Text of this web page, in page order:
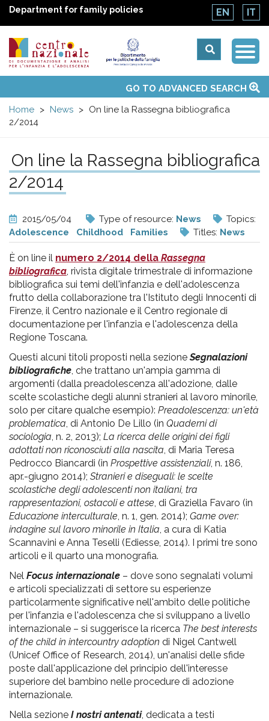
Department for family policies EN IT
Centro
nazionale
di
Documentazione
e
analisi
pr
l'infanzia
e
l'adolescenza
menuTopics
Activities
UN Convention
National ObservatoriesGO TO ADVANCED SEARCH
Home
News
On line la Rassegna bibliografica
2/2014
On line la Rassegna bibliografica
2/2014
2015/05/04 Type of resource: News
Topics:
Adolescence
Childhood Families Titles: News
È on line il numero 2/2014 della Rassegna
bibliografica, rivista digitale trimestrale di informazione
bibliografica sui temi dell'infanzia e dell'adolescenza
frutto della collaborazione tra l'Istituto degli Innocenti di
Firenze, il Centro nazionale e il Centro regionale di
documentazione per l'infanzia e l'adolescenza della
Regione Toscana.
Questi alcuni titoli proposti nella sezioneSegnalazioni
bibliografiche, che trattano un'ampia gamma di
argomenti (dalla preadolescenza all'adozione, dalle
scelte scolastiche degli alunni stranieri al lavoro minorile,
solo per citare qualche esempio): Preadolescenza: un'età
problematica, di Antonio De Lillo (in Quaderni di
sociologia, n. 2, 2013); La ricerca delle origini dei figli
adottati non riconosciuti alla nascita, di Maria Teresa
Pedrocco Biancardi (in Prospettive assistenziali, n. 186,
apr.-giugno 2014); Stranieri e diseguali: le scelte
scolastiche degli adolescenti non italiani, tra
rappresentazioni, ostacoli e attese, di Graziella Favaro (in
Educazione interculturale, n. 1, gen. 2014); Game over:
indagine sul lavoro minorile in Italia, a cura di Katia
Scannavini e Anna Teselli (Ediesse, 2014). I primi tre sono
articoli e il quarto una monografia.
Nel Focus internazionale – dove sono segnalati volumi
e articoli specializzati di settore su esperienze
particolarmente significative nell'ambito delle politiche
per l'infanzia e l'adolescenza che si sviluppano a livello
internazionale – si suggerisce la ricerca The best interests
of the child in intercountry adoption di Nigel Cantwell
(Unicef Office of Research, 2014), un'analisi delle sfide
poste dall'applicazione del principio dell'interesse
superiore del bambino nelle procedure di adozione
internazionale.
Nella sezione I nostri antenati, dedicata a testi